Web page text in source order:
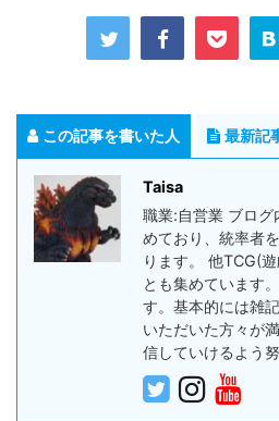
この記事を書いた人 最新記
Taisa
職業:自営業 ブロ
めており、統率者
ります。 他TCG(
とも集めています
す。基本的には雑
いただいた方々が
信していけるよう